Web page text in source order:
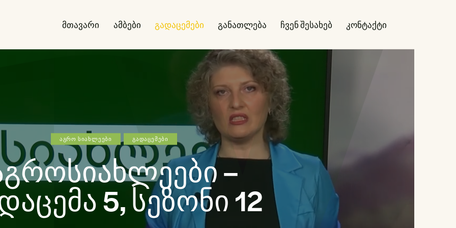
მთავარი ამბები გადაცემები განათლება ჩვენ შესახებ კონტაქტი
ᲐᲒᲠᲝ ᲡᲘᲐᲮᲚᲔᲔᲑᲘ ᲒᲐᲓᲐᲪᲔᲛᲔᲑᲘ
–
5, სეზონი 12